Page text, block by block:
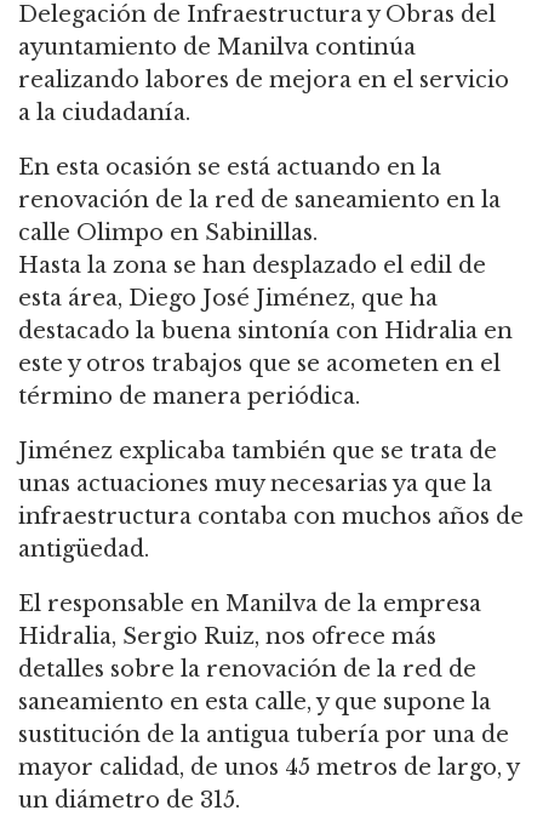
Delegación de Infraestructura y Obras del
ayuntamiento de Manilva continúa
realizando labores de mejora en el servicio
a la ciudadanía.
En esta ocasión se está actuando en la
renovación de la red de saneamiento en la
calle Olimpo en Sabinillas.
Hasta la zona se han desplazado el edil de
esta área, Diego José Jiménez, que ha
destacado la buena sintonía con Hidralia en
este y otros trabajos que se acometen en el
término de manera periódica.
Jiménez explicaba también que se trata de
unas actuaciones muy necesarias ya que la
infraestructura contaba con muchos años de
antigüedad.
El responsable en Manilva de la empresa
Hidralia, Sergio Ruiz, nos ofrece más
detalles sobre la renovación de la red de
saneamiento en esta calle, y que supone la
sustitución de la antigua tubería por una de
mayor calidad, de unos 45 metros de largo, y
un diámetro de 315.